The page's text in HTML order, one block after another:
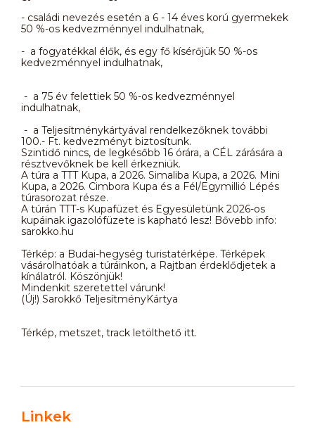
- családi nevezés esetén a 6 - 14 éves korú gyermekek
50 %-os kedvezménnyel indulhatnak,
- a fogyatékkal élők, és egy fő kísérőjük 50 %-os
kedvezménnyel indulhatnak,
- a 75 év felettiek 50 %-os kedvezménnyel
indulhatnak,
- a Teljesítménykártyával rendelkezőknek további
100.- Ft. kedvezményt biztosítunk.
Szintidő nincs, de legkésőbb 16 órára, a CÉL zárására a
résztvevőknek be kell érkezniük.
A túra a TTT Kupa, a 2026. Simaliba Kupa, a 2026. Mini
Kupa, a 2026. Cimbora Kupa és a Fél/Egymillió Lépés
túrasorozat része.
A túrán TTT-s Kupafüzet és Egyesületünk 2026-os
kupáinak igazolófüzete is kapható lesz! Bővebb info:
sarokko.hu
Térkép: a Budai-hegység turistatérképe. Térképek
vásárolhatóak a túráinkon, a Rajtban érdeklődjetek a
kínálatról. Köszönjük!
Mindenkit szeretettel várunk!
(Új!) Sarokkő TeljesítményKártya
Térkép, metszet, track letölthető itt.
Linkek